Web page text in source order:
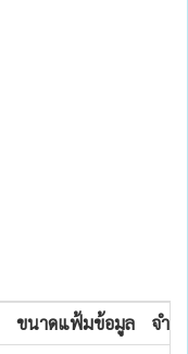
ขนาดแฟ้มข้อมูล
จำน